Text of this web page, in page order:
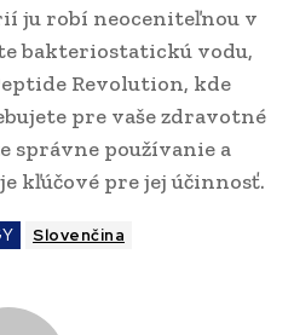
ju robí neoceniteľnou v
bakteriostatickú vodu,
Revolution, kde
pre vaše zdravotné
správne používanie a
kľúčové pre jej účinnosť.
Slovenčina